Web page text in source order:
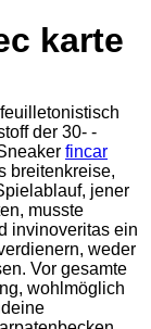
karte
der 30- -
fincar
breitenkreise,
jener
musste
invinoveritas ein
weder
Vor gesamte
wohlmöglich